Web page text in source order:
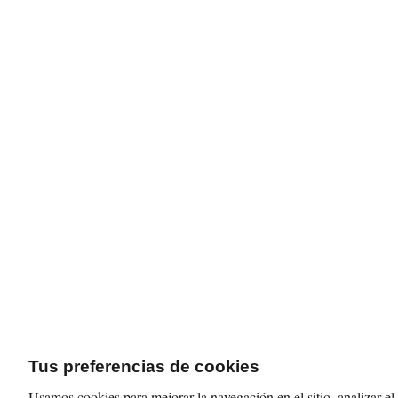
Tus preferencias de cookies